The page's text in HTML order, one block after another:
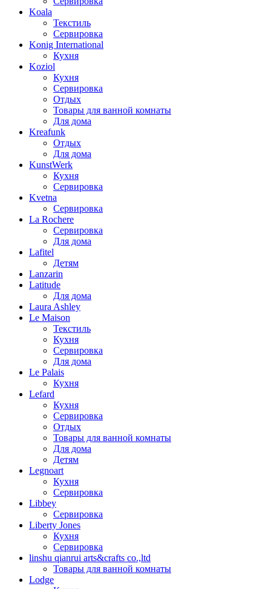
Koala
Текстиль
Сервировка
Konig International
Кухня
Koziol
Кухня
Сервировка
Отдых
Товары для ванной комнаты
Для дома
Kreafunk
Отдых
Для дома
KunstWerk
Кухня
Сервировка
Kvetna
Сервировка
La Rochere
Сервировка
Для дома
Lafitel
Детям
Lanzarin
Latitude
Для дома
Laura Ashley
Le Maison
Текстиль
Кухня
Сервировка
Для дома
Le Palais
Кухня
Lefard
Кухня
Сервировка
Отдых
Товары для ванной комнаты
Для дома
Детям
Legnoart
Кухня
Сервировка
Libbey
Сервировка
Liberty Jones
Кухня
Сервировка
linshu qianrui arts&crafts co.,ltd
Товары для ванной комнаты
Lodge